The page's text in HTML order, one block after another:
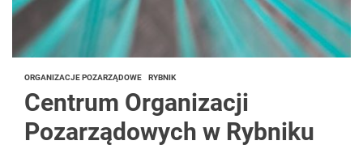
ORGANIZACJE POZARZĄDOWE RYBNIK
Centrum Organizacji
Pozarządowych w Rybniku